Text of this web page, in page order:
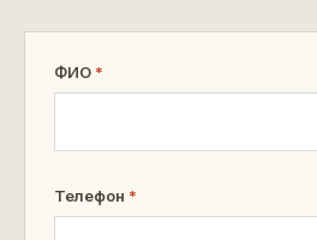
ФИО *
Телефон *